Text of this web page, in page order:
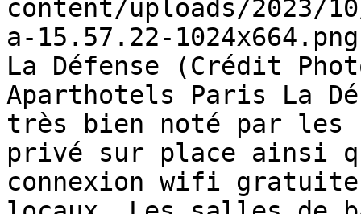
content/uploads/2023/
a-15.57.22-
La Défense (Crédit
Aparthotels Paris La
très bien noté par les
privé sur place ainsi
connexion wifi gratuite